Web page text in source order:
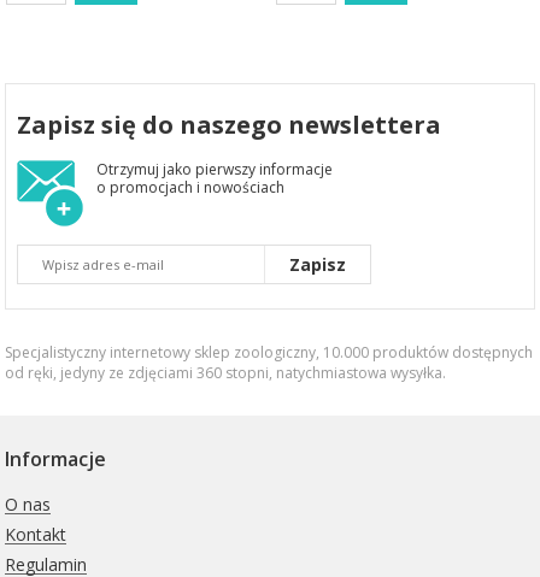
Zapisz się do naszego newslettera
Otrzymuj jako pierwszy informacje
o promocjach i nowościach
Zapisz
Specjalistyczny internetowy sklep zoologiczny, 10.000 produktów dostępnych
od ręki, jedyny ze zdjęciami 360 stopni, natychmiastowa wysyłka.
Informacje
O nas
Kontakt
Regulamin